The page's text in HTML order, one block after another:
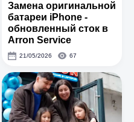
Замена оригинальной
батареи iPhone -
обновленный сток в
Arron Service
21/05/2026 67